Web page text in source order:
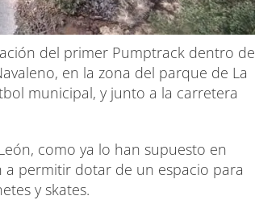
del primer Pumptrack dentro de
en la zona del parque de La
municipal, y junto a la carretera
como ya lo han supuesto en
a permitir dotar de un espacio para
y skates.